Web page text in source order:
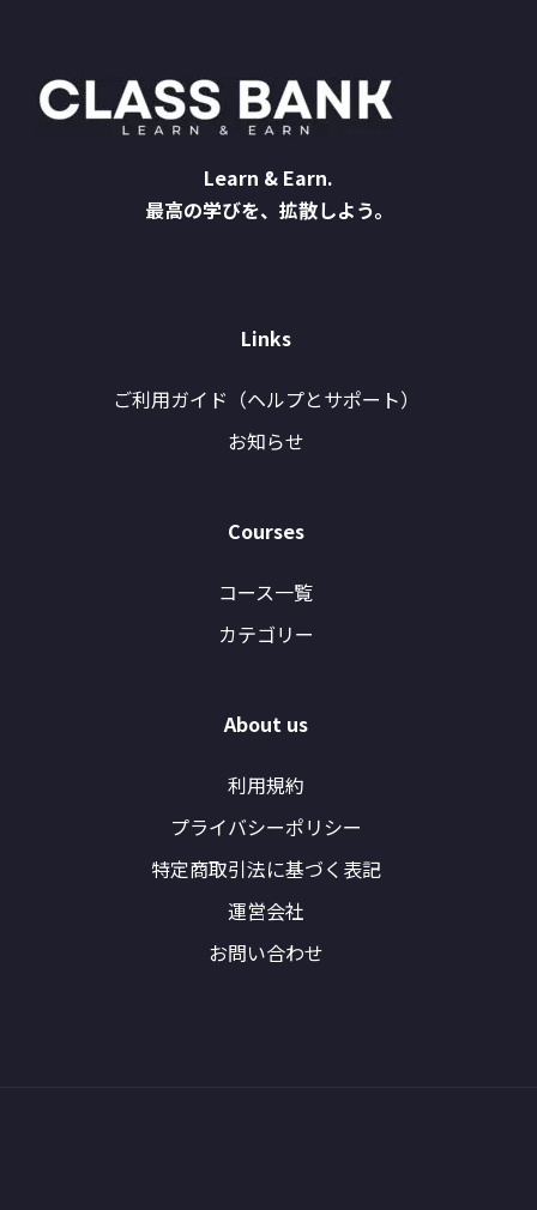
Learn & Earn.
最高の学びを、拡散しよう。
Links
ご利用ガイド（ヘルプとサポート）
お知らせ
Courses
コース一覧
カテゴリー
About us
利用規約
プライバシーポリシー
特定商取引法に基づく表記
運営会社
お問い合わせ